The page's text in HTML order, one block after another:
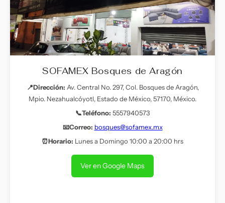
SOFAMEX Bosques de Aragón
📍Dirección: Av. Central No. 297, Col. Bosques de Aragón,
Mpio. Nezahualcóyotl, Estado de México, 57170, México.
📞Teléfono: 5557940573
📧Correo: bosques@sofamex.mx
⏰Horario: Lunes a Domingo 10:00 a 20:00 hrs
Ver en Google Maps